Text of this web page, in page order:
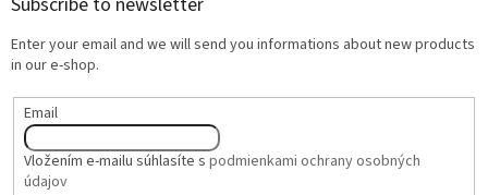
Enter your email and we will send you informations about new products
in our e-shop.
Email
Vložením e-mailu súhlasíte s podmienkami ochrany osobných
údajov